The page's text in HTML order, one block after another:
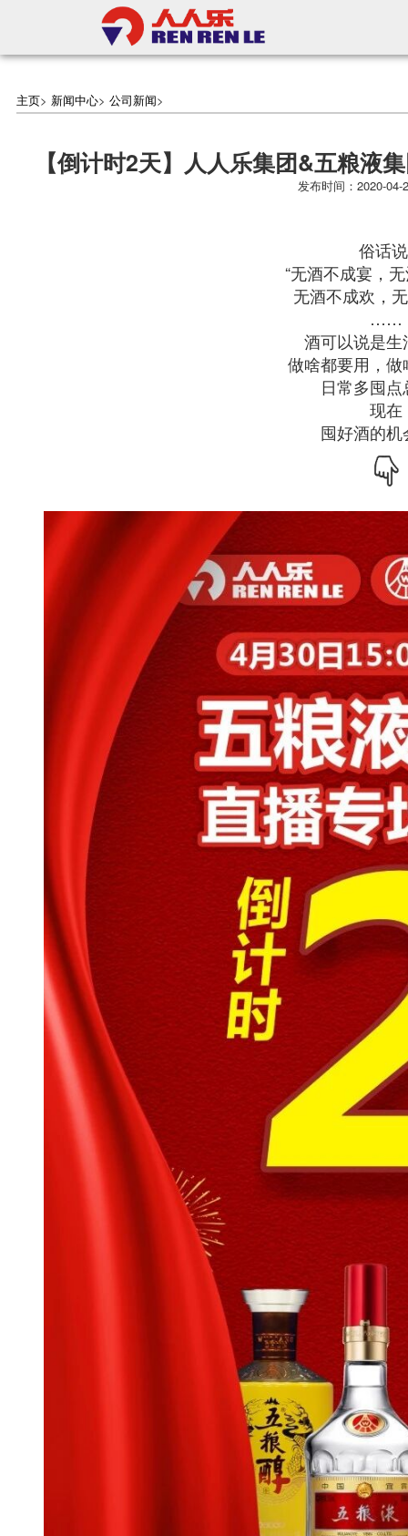
主页> 新闻中心> 公司新闻>
【倒计时2天】人人乐集团&五粮液
发布时间：
俗话
“无酒不成宴，
无酒不成欢，
……
酒可以说是生
做啥都要用，
日常多囤点
现在
囤好酒的机